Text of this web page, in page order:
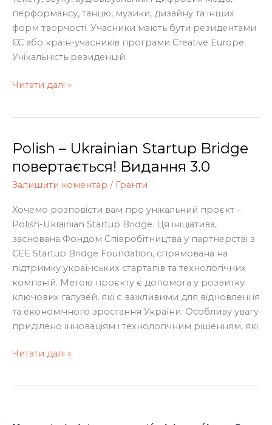
перформансу, танцю, музики, дизайну та інших
форм творчості. Учасники мають бути резидентами
ЄС або країн-учасників програми Creative Europe.
Унікальність резиденцій
Читати далі »
Polish – Ukrainian Startup Bridge
повертається! Видання 3.0
Залишити коментар / Гранти
Хочемо розповісти вам про унікальний проєкт –
Polish-Ukrainian Startup Bridge. Ця ініціатива,
заснована Фондом Співробітництва у партнерстві з
CEE Startup Bridge Foundation, спрямована на
підтримку українських стартапів та технологічних
компаній. Метою проєкту є допомога у розвитку
ключових галузей, які є важливими для відновлення
та економічного зростання України. Особливу увагу
приділено інноваціям і технологічним рішенням, які
Polish
Ukrainian
Startup
Bridge
повертається!
3.0
Читати далі »